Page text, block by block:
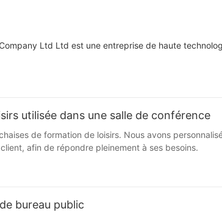
Ltd Ltd est une entreprise de haute
utilisée dans une salle de conférence
de formation de loisirs. Nous avons
afin de répondre pleinement à ses besoins.
bureau public